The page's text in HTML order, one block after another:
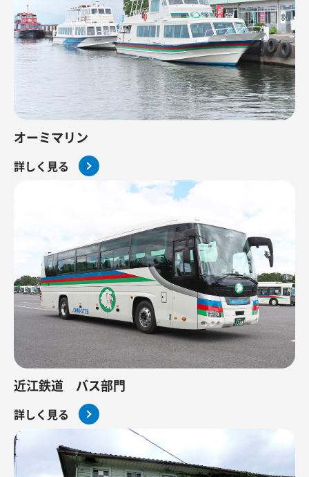
オーミマリン
詳しく見る
近江鉄道 バス部門
詳しく見る